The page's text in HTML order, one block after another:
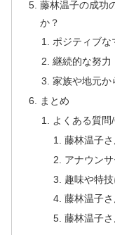
藤林温子の成功
か？
ポジティブな
継続的な努力
家族や地元か
まとめ
よくある質問
藤林温子
アナウン
趣味や特
藤林温子
藤林温子